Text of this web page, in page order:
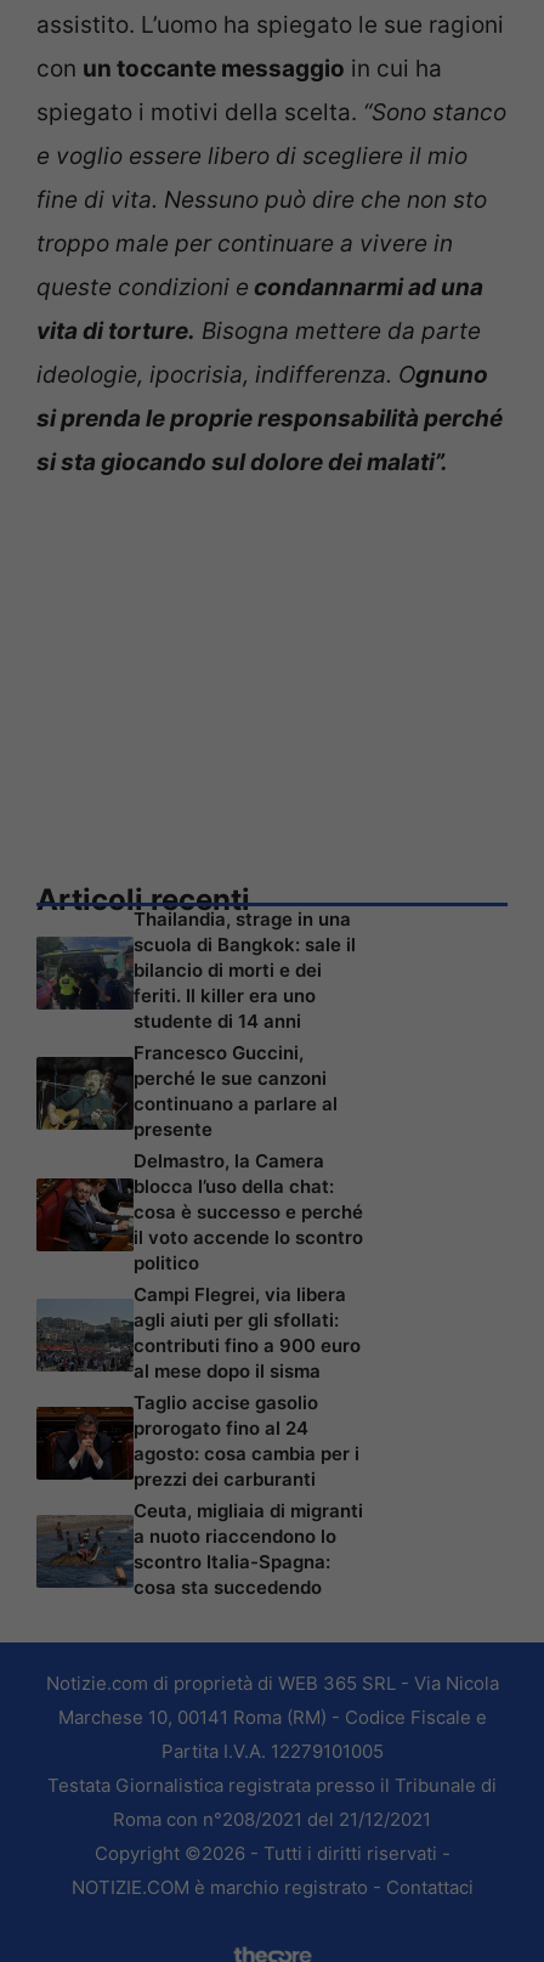
assistito. L’uomo ha spiegato le sue ragioni
con un toccante messaggio in cui ha
spiegato i motivi della scelta. “Sono stanco
e voglio essere libero di scegliere il mio
fine di vita. Nessuno può dire che non sto
troppo male per continuare a vivere in
queste condizioni e condannarmi ad una
vita di torture. Bisogna mettere da parte
ideologie, ipocrisia, indifferenza. Ognuno
si prenda le proprie responsabilità perché
si sta giocando sul dolore dei malati”.
Articoli recenti
Thailandia, strage in una
scuola di Bangkok: sale il
bilancio di morti e dei
feriti. Il killer era uno
studente di 14 anni
Francesco Guccini,
perché le sue canzoni
continuano a parlare al
presente
Delmastro, la Camera
blocca l’uso della chat:
cosa è successo e perché
il voto accende lo scontro
politico
Campi Flegrei, via libera
agli aiuti per gli sfollati:
contributi fino a 900 euro
al mese dopo il sisma
Taglio accise gasolio
prorogato fino al 24
agosto: cosa cambia per i
prezzi dei carburanti
Ceuta, migliaia di migranti
a nuoto riaccendono lo
scontro Italia-Spagna:
cosa sta succedendo
Notizie.com di proprietà di WEB 365 SRL - Via Nicola
Marchese 10, 00141 Roma (RM) - Codice Fiscale e
Partita I.V.A. 12279101005
Testata Giornalistica registrata presso il Tribunale di
Roma con n°208/2021 del 21/12/2021
Copyright ©2026 - Tutti i diritti riservati -
NOTIZIE.COM è marchio registrato - Contattaci